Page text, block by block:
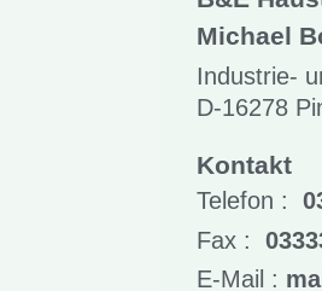
Michael
Industrie-
D-16278
Kontakt
Telefon :
Fax :
E-Mail :